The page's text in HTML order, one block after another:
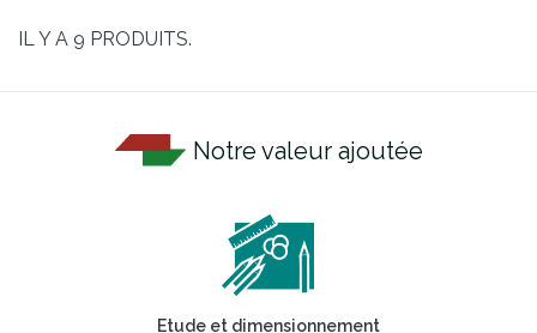
IL Y A 9 PRODUITS.
Notre valeur ajoutée
Etude et dimensionnement